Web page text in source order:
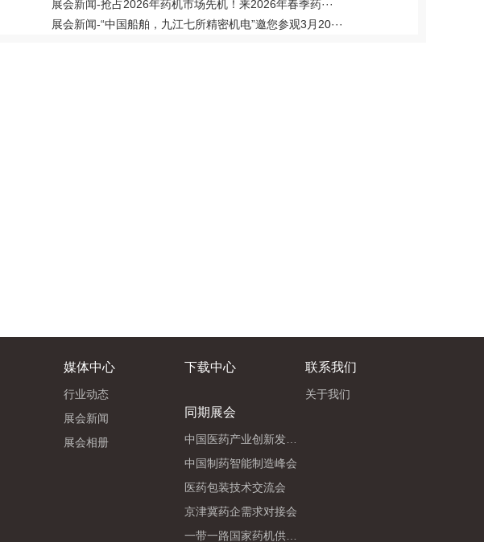
展会新闻-抢占2026年药机市场先机！来2026年春季药···
展会新闻-“中国船舶，九江七所精密机电”邀您参观3月20···
媒体中心
行业动态
展会新闻
展会相册
下载中心 联系我们
关于我们
同期展会
中国医药产业创新发展论坛
中国制药智能制造峰会
医药包装技术交流会
京津冀药企需求对接会
一带一路国家药机供需交流会